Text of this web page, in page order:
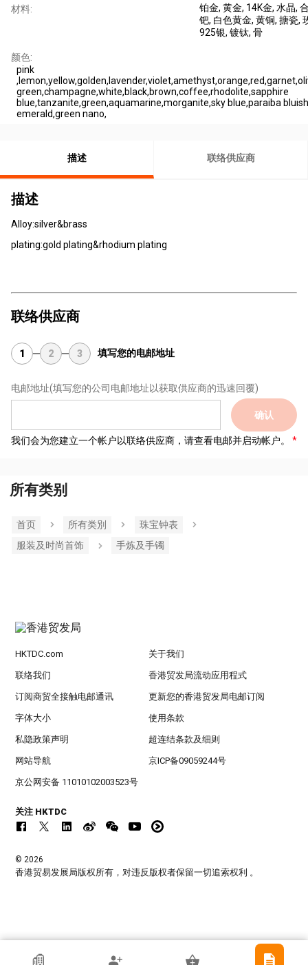
材料: 铂金, 黄金, 14K金, 水晶,
钯, 白色黄金, 黄铜, 搪瓷,
925银, 镀钛, 骨
颜色:
pink
green,champagne,white,black,brown,coffee,rhodolite,sapphire
blue,tanzanite,green,aquamarine,morganite,sky blue,paraiba
emerald,green nano,
描述 联络供应商
描述
Alloy:silver&brass
plating:gold plating&rhodium plating
联络供应商
1 2 3 填写您的电邮地址
电邮地址(填写您的公司电邮地址以获取供应商的迅速回覆)
确认
我们会为您建立一个帐户以联络供应商，请查看电邮并启动帐户。
所有类别
首页 所有类別
珠宝钟表
服装及时尚首饰
手炼及手镯
香港贸发局参展商
HKTDC.com 关于我们
联络我们 香港贸发局流动应用程式
订阅商贸全接触电邮通讯 更新您的香港贸发局电邮订阅
字体大小 使用条款
私隐政策声明 超连结条款及细则
网站导航 京ICP备09059244号
京公网安备 11010102003523号
关注 HKTDC
© 2026
香港贸易发展局版权所有，对违反版权者保留一切追索权利 。